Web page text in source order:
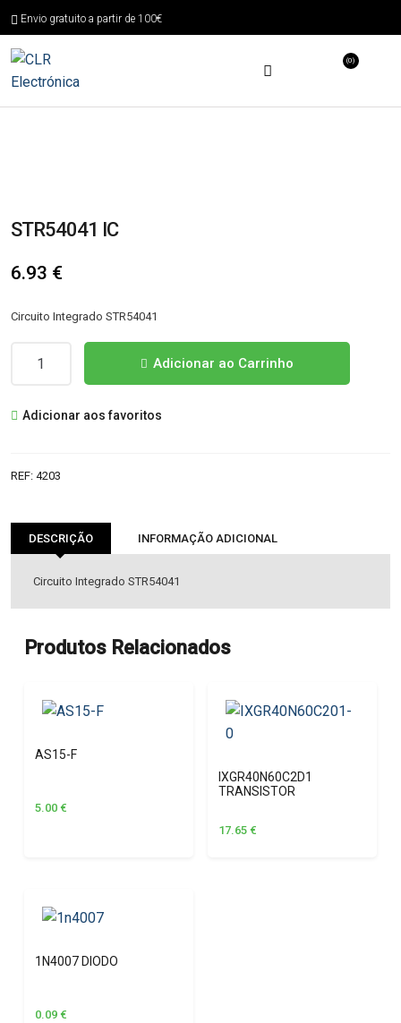
Envio gratuito a partir de 100€
(0)
STR54041 IC
6.93 €
Circuito Integrado STR54041
IC
Adicionar ao Carrinho
Adicionar aos favoritos
REF: 4203
DESCRIÇÃO INFORMAÇÃO ADICIONAL
Circuito Integrado STR54041
Produtos Relacionados
AS15-F
5.00 €
IXGR40N60C2D1
TRANSISTOR
17.65 €
1N4007 DIODO
0.09 €